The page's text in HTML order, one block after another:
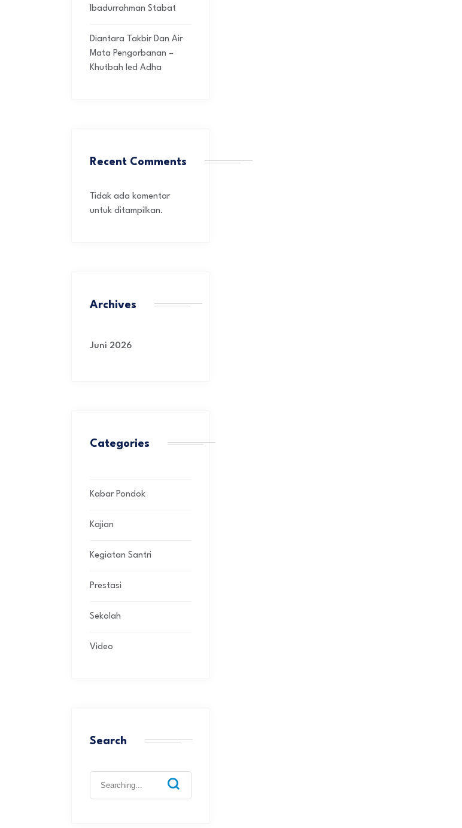
Ibadurrahman Stabat
Diantara Takbir Dan Air
Mata Pengorbanan –
Khutbah Ied Adha
Recent Comments
Tidak ada komentar
untuk ditampilkan.
Archives
Juni 2026
Categories
Kabar Pondok
Kajian
Kegiatan Santri
Prestasi
Sekolah
Video
Search